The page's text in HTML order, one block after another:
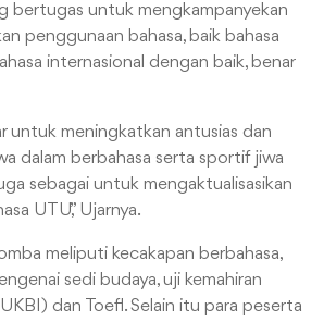
bertugas untuk mengkampanyekan
penggunaan bahasa, baik bahasa
internasional dengan baik, benar
untuk meningkatkan antusias dan
dalam berbahasa serta sportif jiwa
sebagai untuk mengaktualisasikan
UTU,” Ujarnya.
meliputi kecakapan berbahasa,
sedi budaya, uji kemahiran
dan Toefl. Selain itu para peserta